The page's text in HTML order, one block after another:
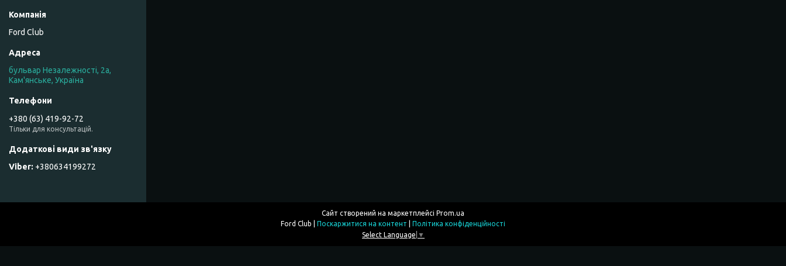
Ford Club
бульвар Незалежності, 2а,
Кам'янське, Україна
+380 (63) 419-92-72
Тільки для консультацій.
+380634199272
Сайт створений на маркетплейсі Prom.ua
Поскаржитися на контент
Політика конфіденційності
Select Language ▼